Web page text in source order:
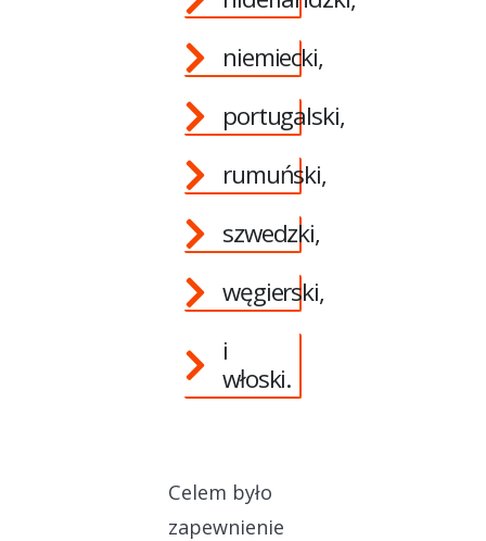
niemiecki,
portugalski,
rumuński,
szwedzki,
węgierski,
i
włoski.
Celem było
zapewnienie